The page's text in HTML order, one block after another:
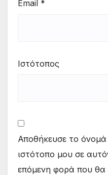
Email *
Ιστότοπος
Αποθήκευσε το
ιστότοπο μου σε
επόμενη φορά που θα